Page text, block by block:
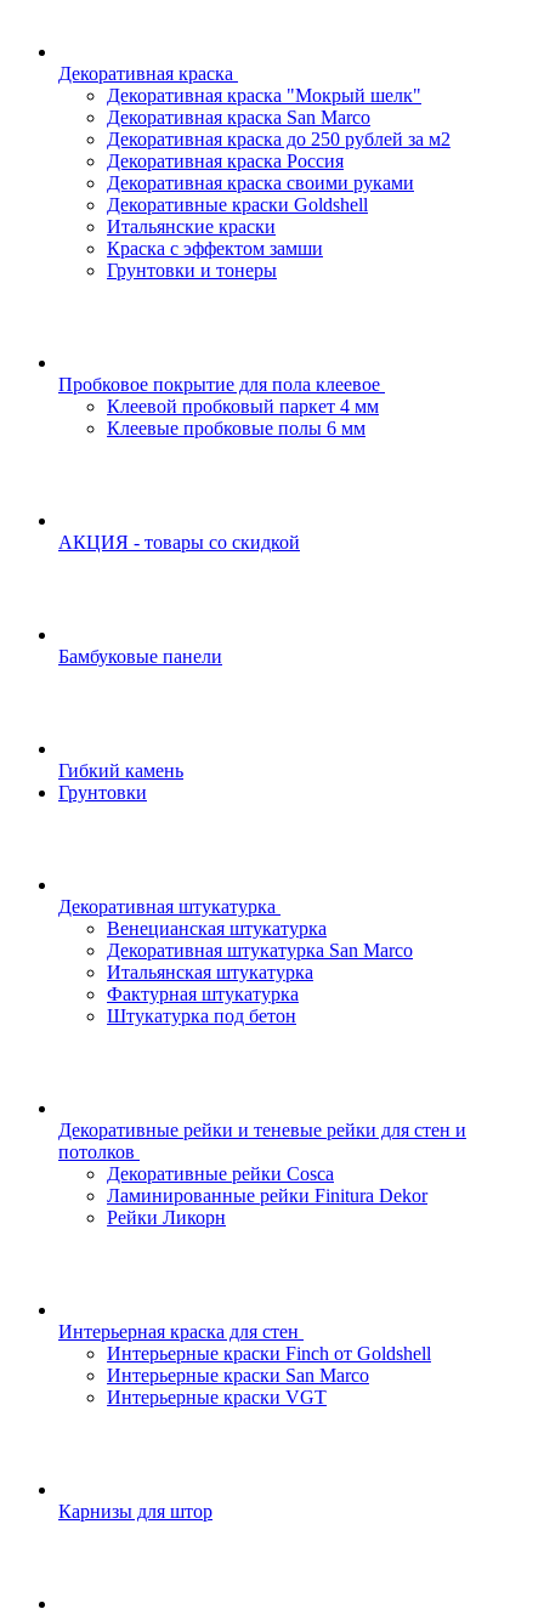
Декоративная краска
Декоративная краска "Мокрый шелк"
Декоративная краска San Marco
Декоративная краска до 250 рублей за м2
Декоративная краска Россия
Декоративная краска своими руками
Декоративные краски Goldshell
Итальянские краски
Краска с эффектом замши
Грунтовки и тонеры
Пробковое покрытие для пола клеевое
Клеевой пробковый паркет 4 мм
Клеевые пробковые полы 6 мм
АКЦИЯ - товары со скидкой
Бамбуковые панели
Гибкий камень
Грунтовки
Декоративная штукатурка
Венецианская штукатурка
Декоративная штукатурка San Marco
Итальянская штукатурка
Фактурная штукатурка
Штукатурка под бетон
Декоративные рейки и теневые рейки для стен и
потолков
Декоративные рейки Cosca
Ламинированные рейки Finitura Dekor
Рейки Ликорн
Интерьерная краска для стен
Интерьерные краски Finch от Goldshell
Интерьерные краски San Marco
Интерьерные краски VGT
Карнизы для штор